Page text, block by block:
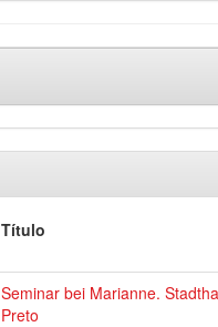
Título
Seminar bei Marianne.
Preto